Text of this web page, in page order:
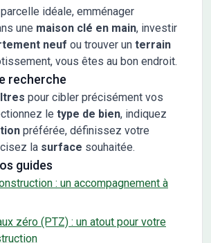
idéale, emménager
une maison clé en main, investir
neuf ou trouver un terrain
vous êtes au bon endroit.
recherche
pour cibler précisément vos
le type de bien, indiquez
préférée, définissez votre
la surface souhaitée.
guides
: un accompagnement à
zéro (PTZ) : un atout pour votre